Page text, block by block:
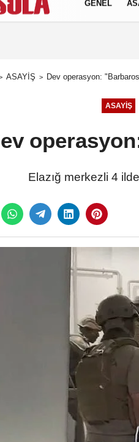
Gizlilik Politikası
GENEL
ASAYİŞ Dev operasyon:
ASAYİŞ
Elazığ merkezli 4